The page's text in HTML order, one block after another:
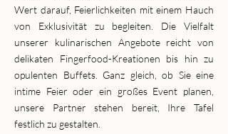
Wert darauf, Feierlichkeiten mit einem Hauch
von Exklusivität zu begleiten. Die Vielfalt
unserer kulinarischen Angebote reicht von
delikaten Fingerfood-Kreationen bis hin zu
opulenten Buffets. Ganz gleich, ob Sie eine
intime Feier oder ein großes Event planen,
unsere Partner stehen bereit, Ihre Tafel
festlich zu gestalten.